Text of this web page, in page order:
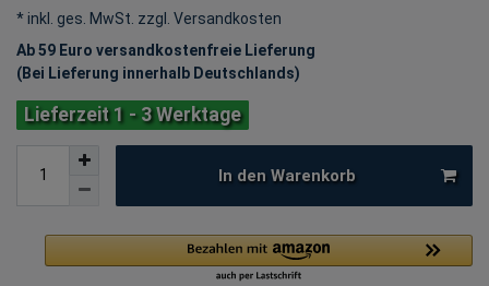
* inkl. ges. MwSt. zzgl.
Versandkosten
Ab 59 Euro versandkostenfreie Lieferung
(Bei Lieferung innerhalb Deutschlands)
Lieferzeit 1 - 3 Werktage
In den Warenkorb